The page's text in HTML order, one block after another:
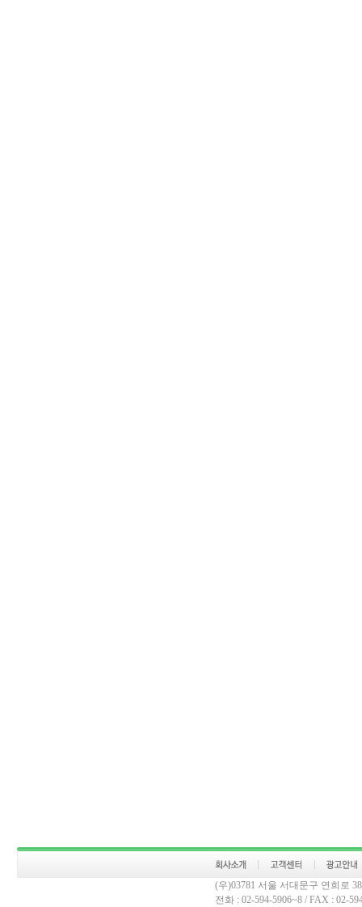
(우)03781 서울 서대문구 연희로
전화 : 02-594-5906~8 / FAX : 02-